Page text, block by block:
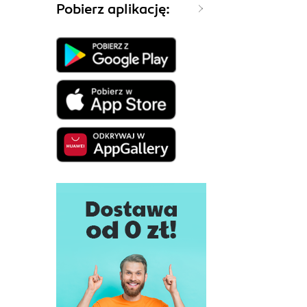
Pobierz aplikację: